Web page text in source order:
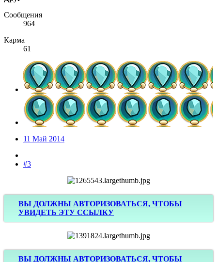
Сообщения
964
Карма
61
11 Май 2014
#3
ВЫ ДОЛЖНЫ АВТОРИЗОВАТЬСЯ, ЧТОБЫ
УВИДЕТЬ ЭТУ ССЫЛКУ
ВЫ ДОЛЖНЫ АВТОРИЗОВАТЬСЯ, ЧТОБЫ